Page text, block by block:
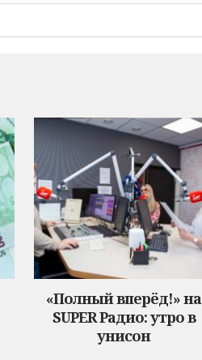
«Полный вперёд!» на
SUPER Радио: утро в
унисон